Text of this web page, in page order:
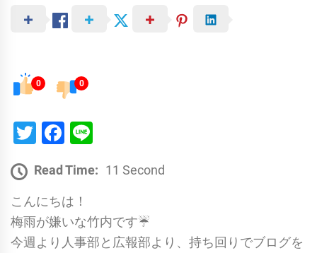
0 0
TwitterFacebook
Read Time: 11 Second
こんにちは！
梅雨が嫌いな竹内です☔
今週より人事部と広報部より、持ち回りでブログを